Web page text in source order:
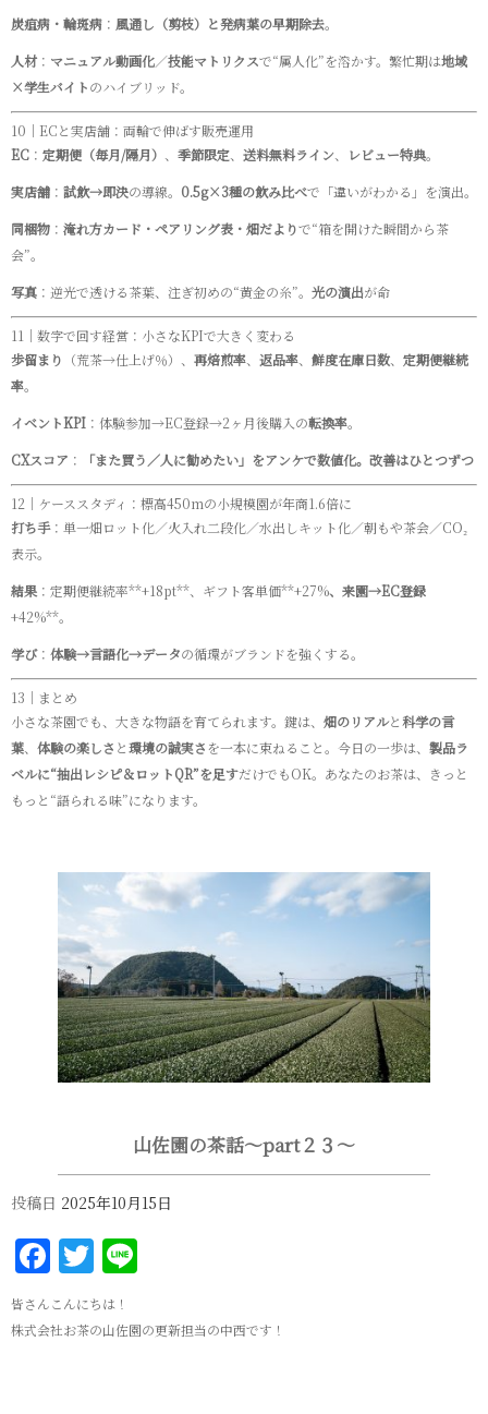
炭疽病・輪斑病 ： 風通し（剪枝）と発病葉の早期除去。
人材： マニュアル動画化／技能マトリクスで“属人化”を溶かす。繁忙期は地域
×学生バイトのハイブリッド。
10｜ECと実店舗：両輪で伸ばす販売運用
EC ： 定期便（毎月/隔月） 、 季節限定、 送料無料ライン、 レビュー特典。
実店舗 ： 試飲→即決の導線。 0.5g×3種の飲み比べで「違いがわかる」を演出。
同梱物 ： 淹れ方カード・ペアリング表・畑だよりで“箱を開けた瞬間から茶
会”。
写真 ：逆光で透ける茶葉、注ぎ初めの“黄金の糸”。 光の演出が命
11｜数字で回す経営：小さなKPIで大きく変わる
歩留まり （荒茶→仕上げ％）、 再焙煎率、 返品率、 鮮度在庫日数、 定期便継続
率。
イベントKPI ：体験参加→EC登録→2ヶ月後購入の転換率。
CXスコア ： 「また買う／人に勧めたい」をアンケで数値化。改善はひとつずつ
12｜ケーススタディ：標高450mの小規模園が年商1.6倍に
打ち手：単一畑ロット化／火入れ二段化／水出しキット化／朝もや茶会／CO₂
表示。
結果 ：定期便継続率**+18pt**、ギフト客単価**+27%、来園→EC登録
+42%**。
学び： 体験→言語化→データの循環がブランドを強くする。
13｜まとめ
小さな茶園でも、大きな物語を育てられます。鍵は、 畑のリアルと科学の言
葉、 体験の楽しさ と環境の誠実さを一本に束ねること。今日の一歩は、 製品ラ
ベルに“抽出レシピ＆ロットQR”を足すだけでもOK。あなたのお茶は、きっと
もっと“語られる味”になります。
山佐園の茶話～part２３～
投稿日 2025年10月15日
Facebook
Twitter
皆さんこんにちは！
株式会社お茶の山佐園の更新担当の中西です！